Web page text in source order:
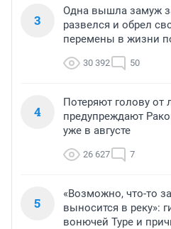
3
Одна вышла замуж
развелся и обрел
перемены в жизни
30 392 50
4
Потеряют голову от
предупреждают
уже в августе
26 627 7
5
«Возможно, что-то
выносится в реку»:
вонючей Туре и